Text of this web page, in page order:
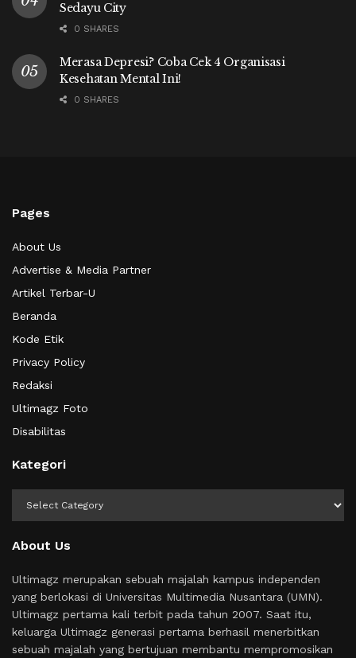
Sedayu City
0 SHARES
Merasa Depresi? Coba Cek 4 Organisasi
Kesehatan Mental Ini!
0 SHARES
Pages
About Us
Advertise & Media Partner
Artikel Terbar-U
Beranda
Kode Etik
Privacy Policy
Redaksi
Ultimagz Foto
Disabilitas
Kategori
About Us
Ultimagz merupakan sebuah majalah kampus independen
yang berlokasi di Universitas Multimedia Nusantara (UMN).
Ultimagz pertama kali terbit pada tahun 2007. Saat itu,
keluarga Ultimagz generasi pertama berhasil menerbitkan
sebuah majalah yang bertujuan membantu mempromosikan